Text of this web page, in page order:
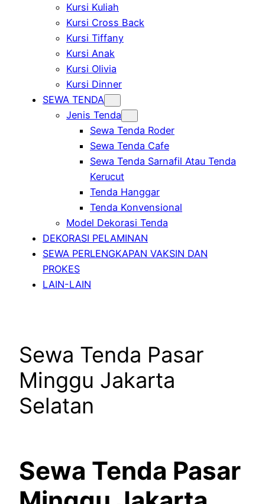
Kursi Kuliah
Kursi Cross Back
Kursi Tiffany
Kursi Anak
Kursi Olivia
Kursi Dinner
SEWA TENDA
Jenis Tenda
Sewa Tenda Roder
Sewa Tenda Cafe
Sewa Tenda Sarnafil Atau Tenda
Kerucut
Tenda Hanggar
Tenda Konvensional
Model Dekorasi Tenda
DEKORASI PELAMINAN
SEWA PERLENGKAPAN VAKSIN DAN
PROKES
LAIN-LAIN
Sewa Tenda Pasar
Minggu Jakarta
Selatan
Sewa Tenda Pasar